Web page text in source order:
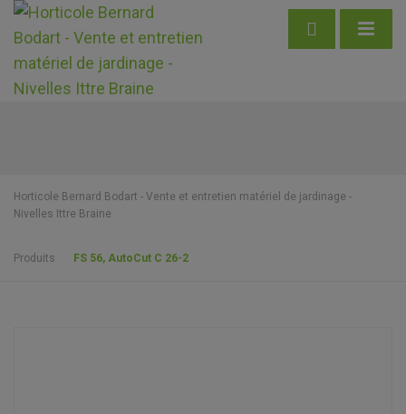
Horticole Bernard Bodart - Vente et entretien matériel de jardinage -
Nivelles Ittre Braine
Produits FS 56, AutoCut C 26-2